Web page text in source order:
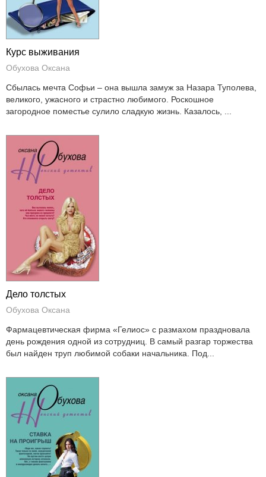
Курс выживания
Обухова Оксана
Сбылась мечта Софьи – она вышла замуж за Назара Туполева,
великого, ужасного и страстно любимого. Роскошное
загородное поместье сулило сладкую жизнь. Казалось, ...
Дело толстых
Обухова Оксана
Фармацевтическая фирма «Гелиос» с размахом праздновала
день рождения одной из сотрудниц. В самый разгар торжества
был найден труп любимой собаки начальника. Под...